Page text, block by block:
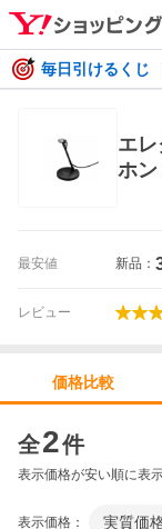
毎日引けるくじ
エ
ホン
最安値 新品：
レビュー
価格比較
全2件
表示価格が安い順に表
表示価格： 実質価